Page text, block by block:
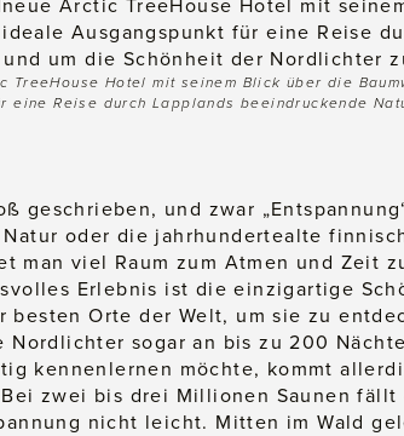
Hotel mit seinem Blick über die
Reise durch Lapplands beeindruckende
geschrieben, und zwar
oder die jahrhundertealte
man viel Raum zum Atmen und Zeit
Erlebnis ist die einzigartige
Orte der Welt, um sie zu
sogar an bis zu 200
kennenlernen möchte, kommt
zwei bis drei Millionen Saunen fällt
nicht leicht. Mitten im Wald